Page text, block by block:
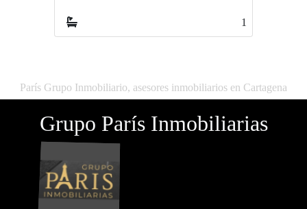
1
París Grupo Inmobiliario, asesores inmobiliarios en Cartagena
Grupo París Inmobiliarias